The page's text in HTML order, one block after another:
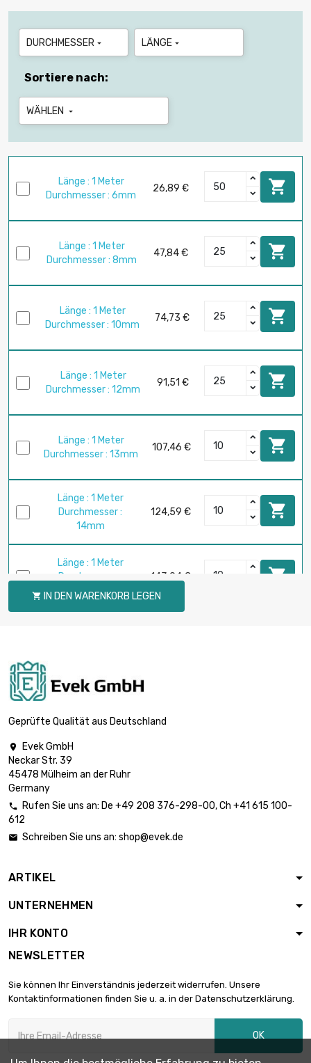
DURCHMESSER  LÄNGE 
Sortiere nach:
WÄHLEN 
Länge : 1 Meter
Durchmesser : 6mm
26,89 € 
Länge : 1 Meter
Durchmesser : 8mm
47,84 € 
Länge : 1 Meter
Durchmesser : 10mm
74,73 € 
Länge : 1 Meter
Durchmesser : 12mm
91,51 € 
Länge : 1 Meter
Durchmesser : 13mm
107,46 € 
Länge : 1 Meter
Durchmesser :
14mm
124,59 € 
Länge : 1 Meter
Durchmesser :
15mm
143,04 € 
Länge : 1 Meter
18mm
Länge : 1 Meter
Durchmesser :
Durchmesser :
307,62 €
Durchmesser :
Länge : 1 Meter
25mm
Durchmesser :
 IN DEN WARENKORB LEGEN
Geprüfte Qualität aus Deutschland

Evek GmbH
Neckar Str. 39
45478 Mülheim an der Ruhr
Germany
 Rufen Sie uns an: De +49 208 376-298-00, Ch +41 615 100-
612
 Schreiben Sie uns an: shop@evek.de
ARTIKEL
UNTERNEHMEN
IHR KONTO
NEWSLETTER
Sie können Ihr Einverständnis jederzeit widerrufen. Unsere
Kontaktinformationen finden Sie u. a. in der Datenschutzerklärung.
OK